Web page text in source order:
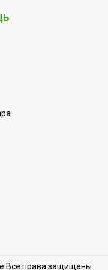
пульта
Free Match
кабель
Все права защищены